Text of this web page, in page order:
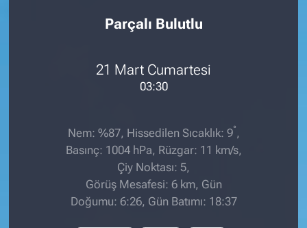
Parçalı Bulutlu
21 Mart Cumartesi
03:30
Nem: %87, Hissedilen Sıcaklık: 9° ,
Basınç: 1004 hPa, Rüzgar: 11 km/s,
Çiy Noktası: 5,
Görüş Mesafesi: 6 km, Gün
Doğumu: 6:26, Gün Batımı: 18:37